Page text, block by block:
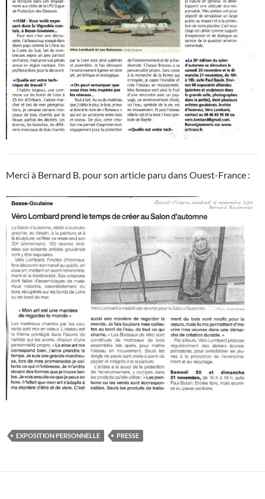
Merci à Bernard B. pour son article paru dans Ouest-France :
EXPOSITION PERSONNELLE PRESSE